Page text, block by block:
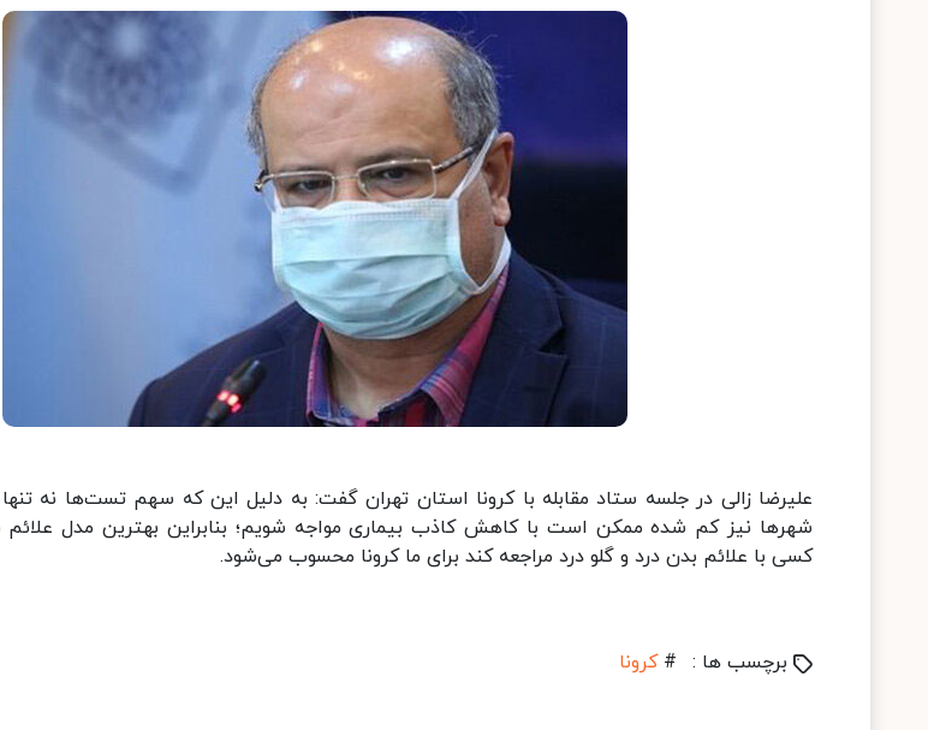
علیرضا زالی در جلسه ستاد مقابله با کرونا استان تهران گفت: به دلیل این که سهم تست‌ها نه تنها
شهرها نیز کم شده ممکن است با کاهش کاذب بیماری مواجه شویم؛ بنابراین بهترین مدل
کسی با علائم بدن درد و گلو درد مراجعه کند برای ما کرونا محسوب می‌شود.
برچسب ها : # کرونا